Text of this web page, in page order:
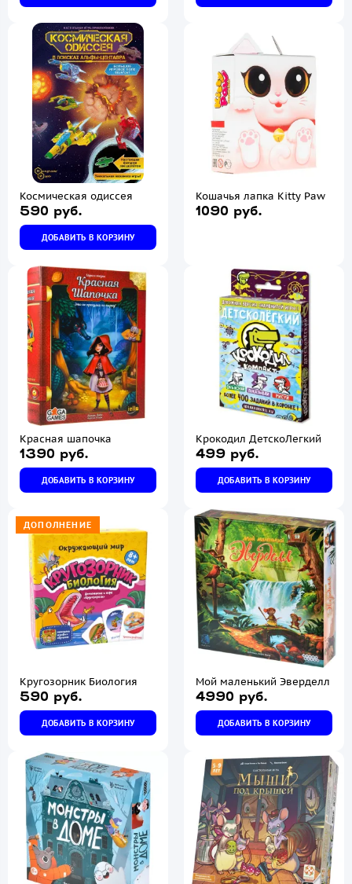
Космическая одиссея
590 руб.
ДОБАВИТЬ В КОРЗИНУ
Кошачья лапка Kitty Paw
1090 руб.
Красная шапочка
1390 руб.
ДОБАВИТЬ В КОРЗИНУ
Крокодил ДетскоЛегкий
499 руб.
ДОБАВИТЬ В КОРЗИНУ
ДОПОЛНЕНИЕ
Кругозорник Биология
590 руб.
ДОБАВИТЬ В КОРЗИНУ
Мой маленький Эверделл
4990 руб.
ДОБАВИТЬ В КОРЗИНУ